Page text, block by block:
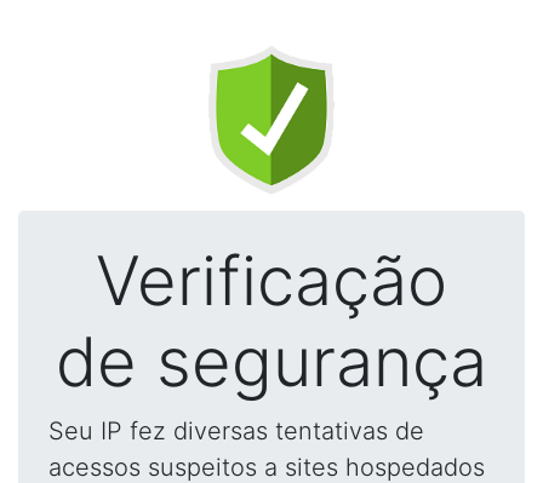
Verificação
de segurança
Seu IP fez diversas tentativas de
acessos suspeitos a sites hospedados